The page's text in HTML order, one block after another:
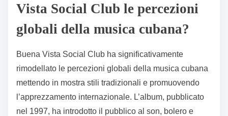
Vista Social Club le percezioni
globali della musica cubana?
Buena Vista Social Club ha significativamente
rimodellato le percezioni globali della musica cubana
mettendo in mostra stili tradizionali e promuovendo
l’apprezzamento internazionale. L’album, pubblicato
nel 1997, ha introdotto il pubblico al son, bolero e